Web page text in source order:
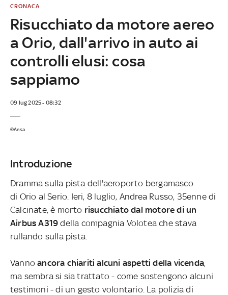
Risucchiato da motore aereo
a Orio, dall'arrivo in auto ai
controlli elusi: cosa
sappiamo
CRONACA
09 lug 2025 - 08:32
©Ansa
Introduzione
Dramma sulla pista dell'aeroporto bergamasco
di Orio al Serio. Ieri, 8 luglio, Andrea Russo, 35enne di
Calcinate, è morto risucchiato dal motore di un
Airbus A319 della compagnia Volotea che stava
rullando sulla pista.
Vannoancora chiariti alcuni aspetti della vicenda,
ma sembra si sia trattato - come sostengono alcuni
testimoni - di un gesto volontario. La polizia di